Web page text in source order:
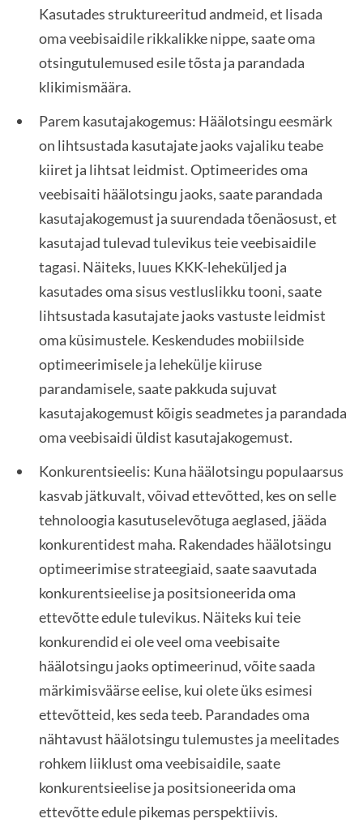
Kasutades struktureeritud andmeid, et lisada
oma veebisaidile rikkalikke nippe, saate oma
otsingutulemused esile tõsta ja parandada
klikimismäära.
Parem kasutajakogemus: Häälotsingu eesmärk
on lihtsustada kasutajate jaoks vajaliku teabe
kiiret ja lihtsat leidmist. Optimeerides oma
veebisaiti häälotsingu jaoks, saate parandada
kasutajakogemust ja suurendada tõenäosust, et
kasutajad tulevad tulevikus teie veebisaidile
tagasi. Näiteks, luues KKK-leheküljed ja
kasutades oma sisus vestluslikku tooni, saate
lihtsustada kasutajate jaoks vastuste leidmist
oma küsimustele. Keskendudes mobiilside
optimeerimisele ja lehekülje kiiruse
parandamisele, saate pakkuda sujuvat
kasutajakogemust kõigis seadmetes ja parandada
oma veebisaidi üldist kasutajakogemust.
Konkurentsieelis: Kuna häälotsingu populaarsus
kasvab jätkuvalt, võivad ettevõtted, kes on selle
tehnoloogia kasutuselevõtuga aeglased, jääda
konkurentidest maha. Rakendades häälotsingu
optimeerimise strateegiaid, saate saavutada
konkurentsieelise ja positsioneerida oma
ettevõtte edule tulevikus. Näiteks kui teie
konkurendid ei ole veel oma veebisaite
häälotsingu jaoks optimeerinud, võite saada
märkimisväärse eelise, kui olete üks esimesi
ettevõtteid, kes seda teeb. Parandades oma
nähtavust häälotsingu tulemustes ja meelitades
rohkem liiklust oma veebisaidile, saate
konkurentsieelise ja positsioneerida oma
ettevõtte edule pikemas perspektiivis.